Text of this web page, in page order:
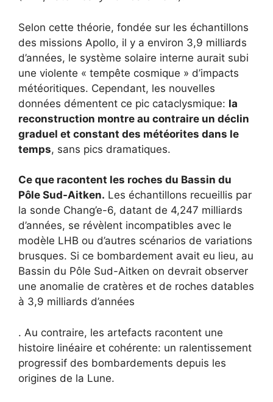
Selon cette théorie, fondée sur les échantillons
des missions Apollo, il y a environ 3,9 milliards
d’années, le système solaire interne aurait subi
une violente « tempête cosmique » d’impacts
météoritiques. Cependant, les nouvelles
données démentent ce pic cataclysmique: la
reconstruction montre au contraire un déclin
graduel et constant des météorites dans le
temps, sans pics dramatiques.
Ce que racontent les roches du Bassin du
Pôle Sud-Aitken. Les échantillons recueillis par
la sonde Chang’e-6, datant de 4,247 milliards
d’années, se révèlent incompatibles avec le
modèle LHB ou d’autres scénarios de variations
brusques. Si ce bombardement avait eu lieu, au
Bassin du Pôle Sud-Aitken on devrait observer
une anomalie de cratères et de roches datables
à 3,9 milliards d’années
. Au contraire, les artefacts racontent une
histoire linéaire et cohérente: un ralentissement
progressif des bombardements depuis les
origines de la Lune.